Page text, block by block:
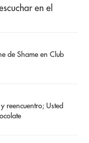
en el
de Shame en Club
reencuentro; Usted